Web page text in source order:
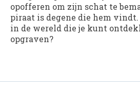
opofferen om zijn schat te
piraat is degene die hem
in de wereld die je kunt
opgraven?